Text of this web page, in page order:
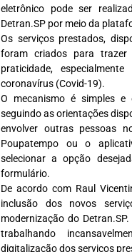
eletrônico pode ser
Detran.SP por meio da
Os serviços prestados,
foram criados para trazer
praticidade,
coronavírus (Covid-19).
O mecanismo é simples
seguindo as orientações
envolver outras pessoas
Poupatempo ou o
selecionar a opção
formulário.
De acordo com Raul
inclusão dos novos
modernização do
trabalhando
digitalização dos serviços